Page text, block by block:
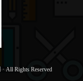
· All Rights Reserved